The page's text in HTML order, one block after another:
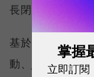
長閉環。
基於這樣的理念
動、Justar 數聚
掌握
立即訂閱